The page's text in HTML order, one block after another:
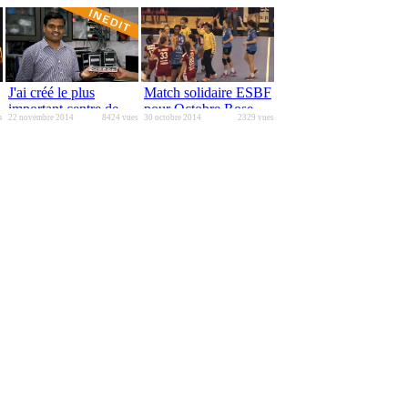
J'ai créé le plus
important centre de
télémédecine au
22 novembre 2014 8424 vues
Match solidaire ESBF
pour Octobre Rose
30 octobre 2014 2329 vues